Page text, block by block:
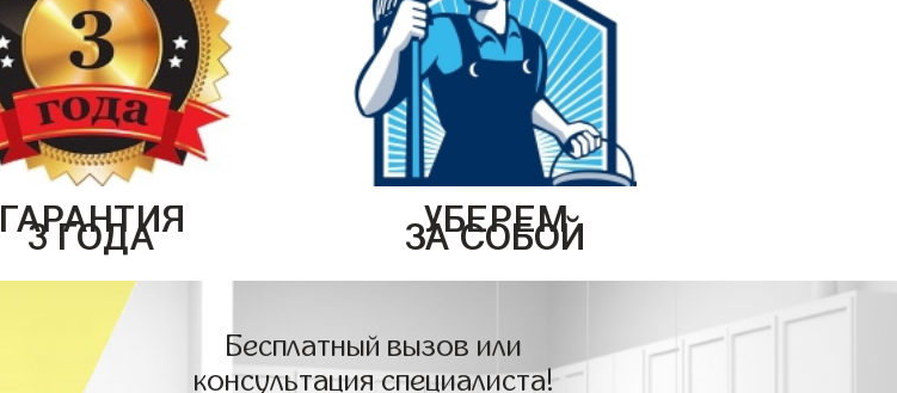
ГАРАНТИЯ
3 ГОДА УБЕРЕМ
ЗА СОБОЙ
Бесплатный вызов или
консультация специалиста!